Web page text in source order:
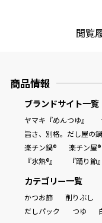
閲覧
商品情報
ブランドサイト一覧
ヤマキ『めんつゆ』
旨さ、別格。だし屋の鍋
楽チン鍋®
楽チン屋®
『氷熟®』
『踊り節』
カテゴリー一覧
かつお節 削りぶし
だしパック
つゆ